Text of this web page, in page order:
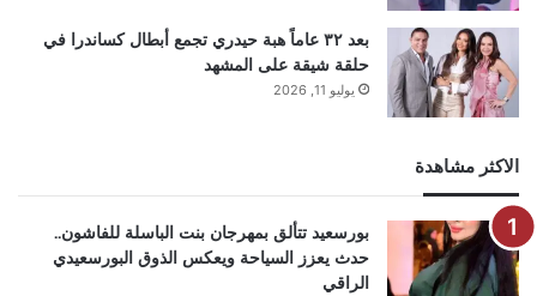
بعد ٣٢ عاماً هبة حيدري تجمع أبطال كساندرا في
حلقة شيقة على المشهد
يوليو 11, 2026
الاكثر مشاهدة
بورسعيد تتألق بمهرجان بنت الباسلة للفاشون..
حدث يعزز السياحة ويعكس الذوق البورسعيدي
الراقي